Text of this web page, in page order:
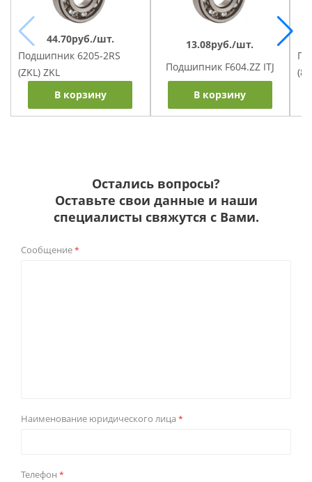
44.70руб./шт.
Подшипник 6205-2RS
(ZKL) ZKL
В корзину
13.08руб./шт.
Подшипник F604.ZZ ITJ
В корзину
Остались вопросы?
Оставьте свои данные и наши
специалисты свяжутся с Вами.
Сообщение*
Наименование юридического лица *
Телефон *